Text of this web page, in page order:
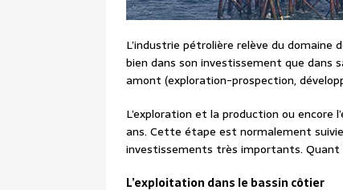
L’industrie pétrolière relève du
bien dans son investissement que dans
amont (exploration-prospection,
L’exploration et la production ou
ans. Cette étape est normalement
investissements très importants. Quant
L’exploitation dans le bassin côtier